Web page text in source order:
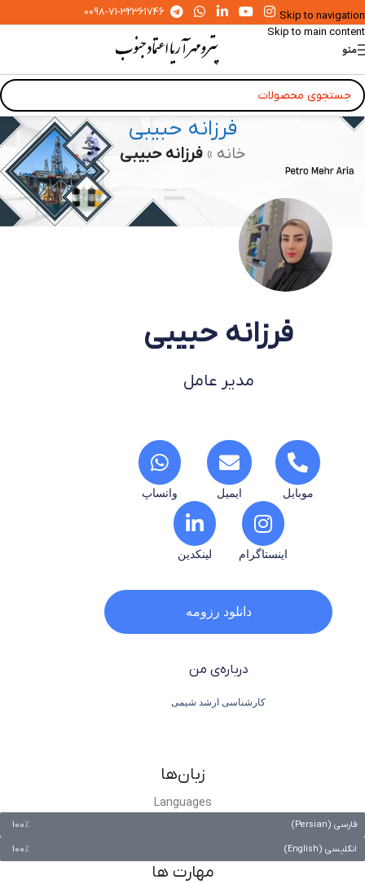
Skip to navigation
Skip to main content
0098-71-32361746
منو
فرزانه حبیبی
خانه » فرزانه حبیبی
فرزانه حبیبی
مدیر عامل
موبایل ایمیل واتساپ
اینستاگرام لینکدین
دانلود رزومه
درباره‌ی من
کارشناسی ارشد شیمی
زبان‌ها
Languages
فارسی (Persian) 100%
انگلیسی (English) 100%
مهارت ها